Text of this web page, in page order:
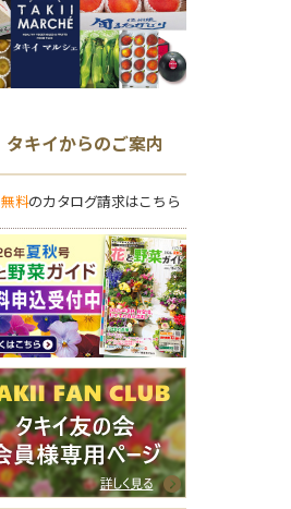
タキイからのご案内
無料のカタログ請求はこちら